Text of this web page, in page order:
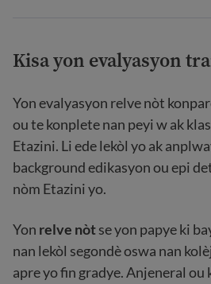
Kisa yon evalyasyon
Yon evalyasyon relve nòt
ou te konplete nan peyi w ak
Etazini. Li ede lekòl yo ak
background edikasyon ou epi
nòm Etazini yo.
Yon relve nòtse yon papye ki
nan lekòl segondè oswa nan
apre yo fin gradye. Anjeneral ou